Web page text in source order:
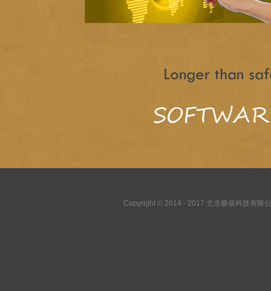
Copyright © 2014 - 2017 北京极昼科技有限